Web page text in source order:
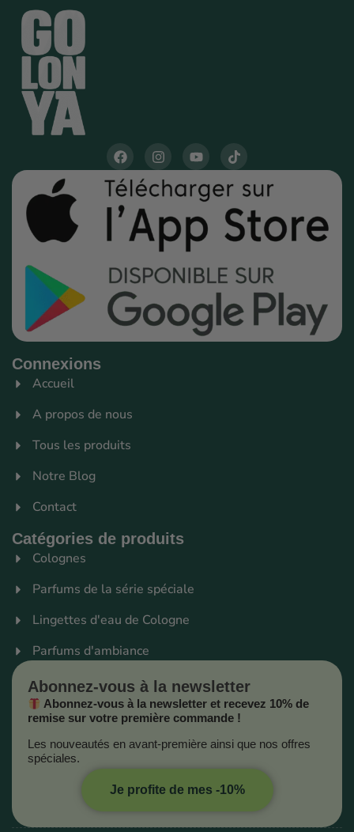
Connexions
Accueil
A propos de nous
Tous les produits
Notre Blog
Contact
Catégories de produits
Colognes
Parfums de la série spéciale
Lingettes d'eau de Cologne
Parfums d'ambiance
Abonnez-vous à la newsletter
Abonnez-vous à la newsletter et recevez 10% de
remise sur votre première commande !
Les nouveautés en avant-première ainsi que nos offres
spéciales.
Je profite de mes -10%